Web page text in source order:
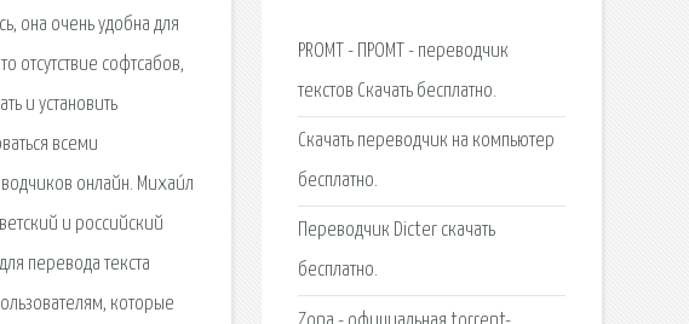
PROMT - ПРОМТ - переводчик
текстов Скачать бесплатно.
Скачать переводчик на компьютер
бесплатно.
Переводчик Dicter скачать
бесплатно.